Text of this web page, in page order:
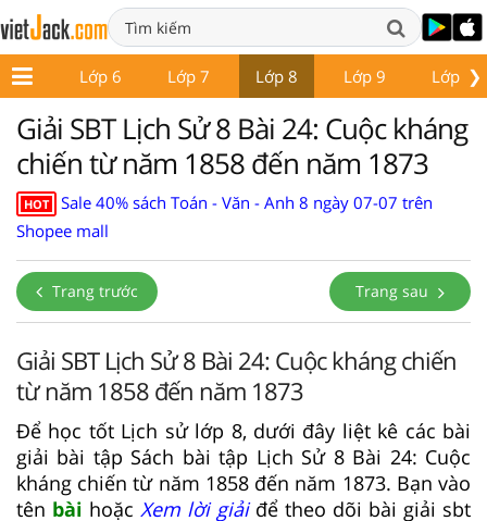
❯
5 Lớp 6 Lớp 7 Lớp 8 Lớp 9 Lớp 10
Giải SBT Lịch Sử 8 Bài 24: Cuộc kháng
chiến từ năm 1858 đến năm 1873
HOT
Sale 40% sách Toán - Văn - Anh 8 ngày 07-07 trên
Shopee mall
Trang trước Trang sau
Giải SBT Lịch Sử 8 Bài 24: Cuộc kháng chiến
từ năm 1858 đến năm 1873
Để học tốt Lịch sử lớp 8, dưới đây liệt kê các bài
giải bài tập Sách bài tập Lịch Sử 8 Bài 24: Cuộc
kháng chiến từ năm 1858 đến năm 1873. Bạn vào
tên bài hoặc Xem lời giảiđể theo dõi bài giải sbt